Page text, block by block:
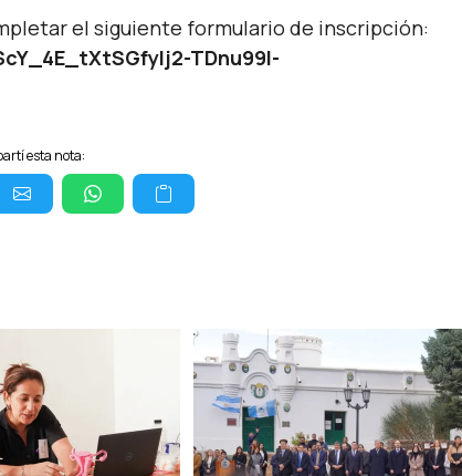
el siguiente formulario de inscripción:
TDnu99l-
esta nota: